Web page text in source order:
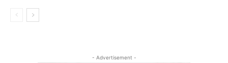
- Advertisement -